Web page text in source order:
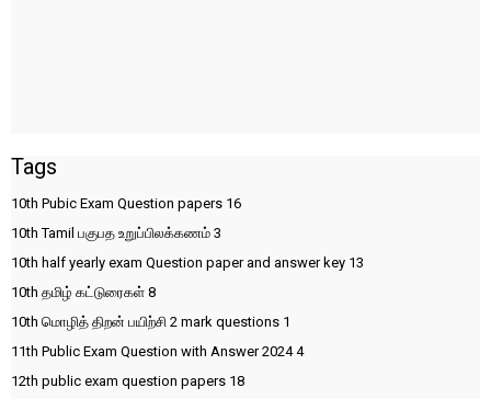
Tags
10th Pubic Exam Question papers 16
10th Tamil பகுபத உறுப்பிலக்கணம் 3
10th half yearly exam Question paper and answer key 13
10th தமிழ் கட்டுரைகள் 8
10th மொழித் திறன் பயிற்சி 2 mark questions 1
11th Public Exam Question with Answer 20244
12th public exam question papers 18